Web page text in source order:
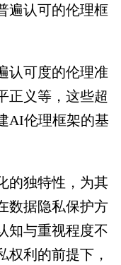
遍认可的伦理框
可度的伦理准
正义等，这些超
AI伦理框架的基
独特性，为其
数据隐私保护方
知与重视程度不
权利的前提下，